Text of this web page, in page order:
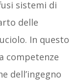
sistemi di
delle
In questo
competenze
dell’ingegno